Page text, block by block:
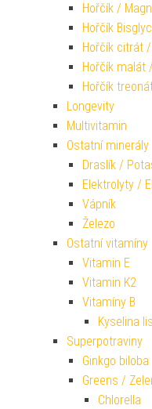
Hořčík /
Hořčík
Hořčík citrát
Hořčík malát
Hořčík
Longevity
Multivitamin
Ostatní minerály
Draslík /
Elektrolyty /
Vápník
Železo
Ostatní vitamíny
Vitamin E
Vitamin K2
Vitamíny B
Kyselina
Superpotraviny
Ginkgo biloba
Greens /
Chlorella